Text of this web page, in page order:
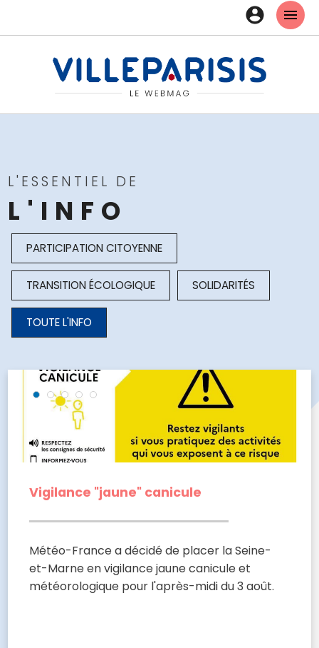
principal
EN-
-
L'ESSENTIEL DE
L'INFO
WEBMAG
-
ACTUALITÉS
-
THÉMATIQUES
PARTICIPATION CITOYENNE
TRANSITION ÉCOLOGIQUE SOLIDARITÉS
TOUTE L'INFO
Vigilance "jaune" canicule
Météo-France a décidé de placer la Seine-
et-Marne en vigilance jaune canicule et
météorologique pour l'après-midi du 3 août.